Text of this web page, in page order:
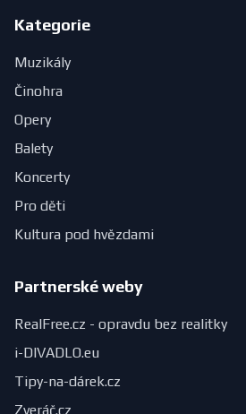
Kategorie
Muzikály
Činohra
Opery
Balety
Koncerty
Pro děti
Kultura pod hvězdami
Partnerské weby
RealFree.cz - opravdu bez realitky
i-DIVADLO.eu
Tipy-na-dárek.cz
Zveráč.cz